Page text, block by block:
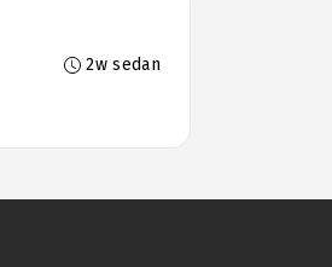
2w sedan